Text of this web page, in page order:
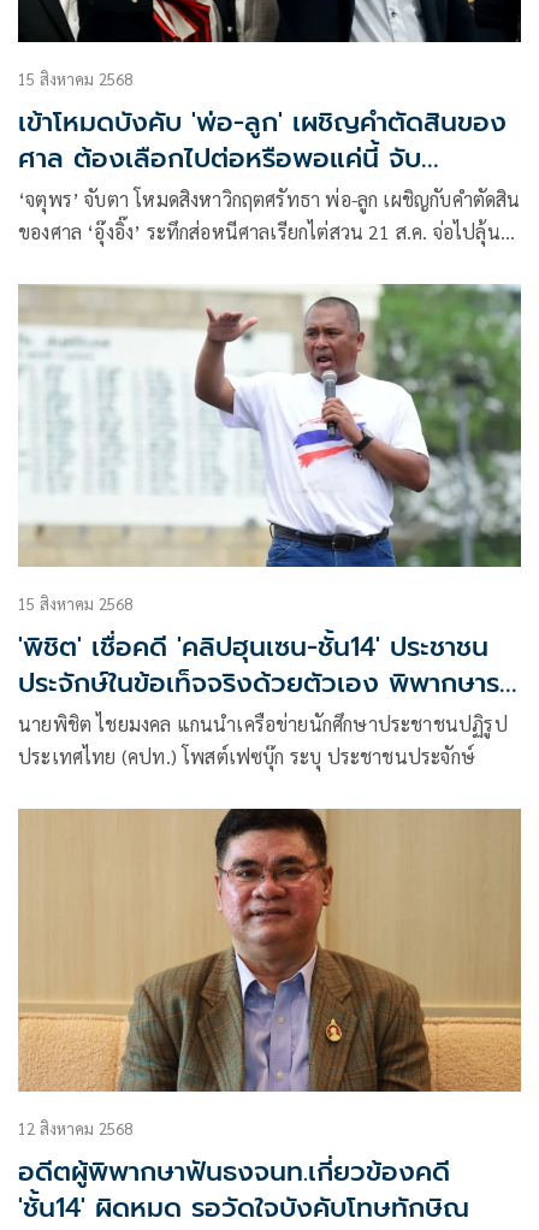
15 สิงหาคม 2568
เข้าโหมดบังคับ 'พ่อ-ลูก' เผชิญคำตัดสินของ
ศาล ต้องเลือกไปต่อหรือพอแค่นี้ จับ
ตาสส.พท.ลอยแพ
‘จตุพร’ จับตา โหมดสิงหาวิกฤตศรัทธา พ่อ-ลูก เผชิญกับคำตัดสิน
ของศาล ‘อุ๊งอิ๊ง’ ระทึกส่อหนีศาลเรียกไต่สวน 21 ส.ค. จ่อไปลุ้นคำ
คดี ม.112 ‘ทักษิณ’ จะบวกหรือลบ แต่อนาคตการเมืองต้องดิ้น
ด้วยความลำบาก จับตา! สส.เพื่อไทยลอยแพ
15 สิงหาคม 2568
'พิชิต' เชื่อคดี 'คลิปฮุนเซน-ชั้น14' ประชาชน
ประจักษ์ในข้อเท็จจริงด้วยตัวเอง พิพากษารอ
แล้ว
นายพิชิต ไชยมงคล แกนนำเครือข่ายนักศึกษาประชาชนปฏิรูป
ประเทศไทย (คปท.) โพสต์เฟซบุ๊ก ระบุ ประชาชนประจักษ์
12 สิงหาคม 2568
อดีตผู้พิพากษาฟันธงจนท.เกี่ยวข้องคดี
'ชั้น14' ผิดหมด รอวัดใจบังคับโทษทักษิณ